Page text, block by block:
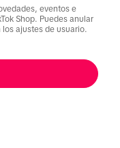
eventos e
Shop. Puedes anular
ajustes de usuario.